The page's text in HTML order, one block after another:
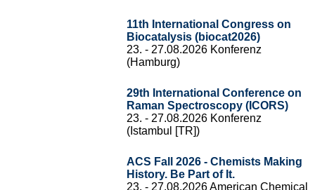
11th International Congress on
Biocatalysis (biocat2026)
23. - 27.08.2026 Konferenz
(Hamburg)
29th International Conference on
Raman Spectroscopy (ICORS)
23. - 27.08.2026 Konferenz
(Istambul [TR])
ACS Fall 2026 - Chemists Making
History. Be Part of It.
23. - 27.08.2026 American Chemical